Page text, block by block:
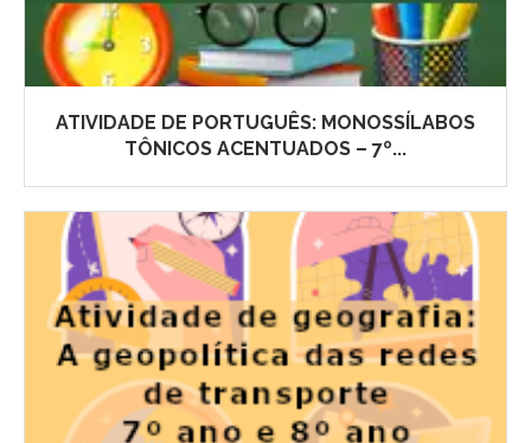
ATIVIDADE DE PORTUGUÊS: MONOSSÍLABOS
TÔNICOS ACENTUADOS – 7º...